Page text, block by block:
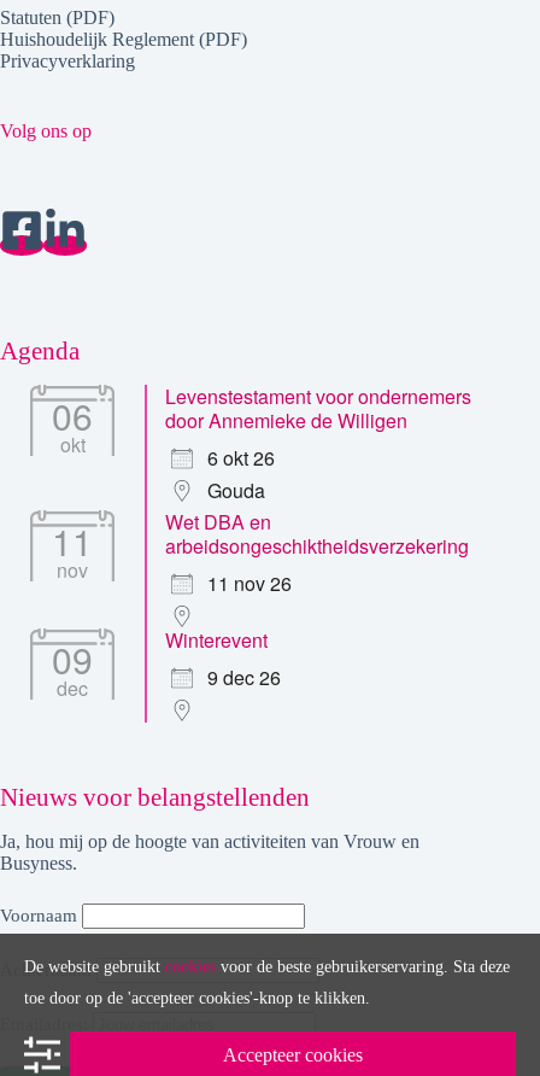
Statuten (PDF)
Huishoudelijk Reglement (PDF)
Privacyverklaring
Volg ons op
Agenda
06
okt
Levenstestament voor ondernemers
door Annemieke de Willigen
6 okt 26
Gouda
11
nov
Wet DBA en
arbeidsongeschiktheidsverzekering
11 nov 26
09
dec
Winterevent
9 dec 26
Nieuws voor belangstellenden
Ja, hou mij op de hoogte van activiteiten van Vrouw en
Busyness.
Voornaam
Achternaam
De website gebruikt cookies voor de beste gebruikerservaring. Sta deze
toe door op de 'accepteer cookies'-knop te klikken.
Accepteer cookies